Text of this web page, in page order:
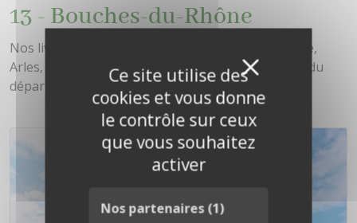
Ce site utilise des
cookies et vous donne
le contrôle sur ceux
que vous souhaitez
activer
Nos partenaires(1)
X
13 - Bouches-du-Rhône
Nos livraisons couvrent Marseille, Aix-en-Provence,
Arles, Salon-de-Provence et toutes les communes du
département.